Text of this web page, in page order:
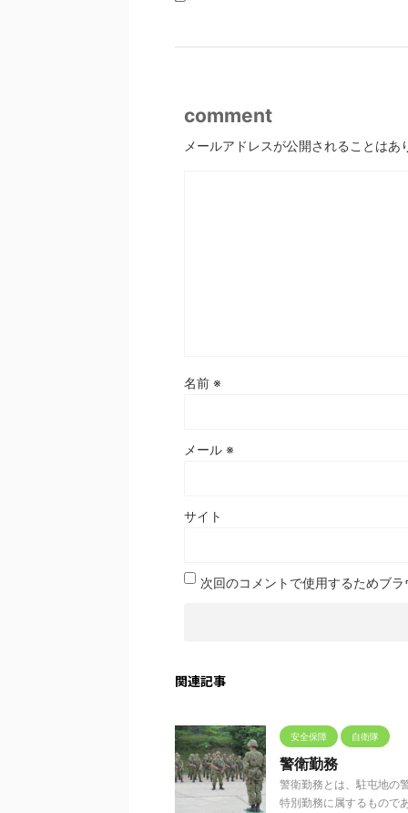
comment
メールアドレスが公開されることはあ
名前 ※
メール ※
サイト
次回のコメントで使用するためブ
関連記事
安全保障 自衛隊
警衛勤務
警衛勤務とは、駐屯地の
特別勤務に属するもので